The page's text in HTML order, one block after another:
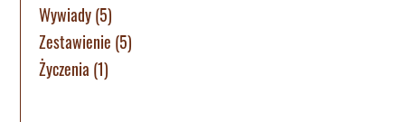
Wywiady(5)
Zestawienie (5)
Życzenia (1)